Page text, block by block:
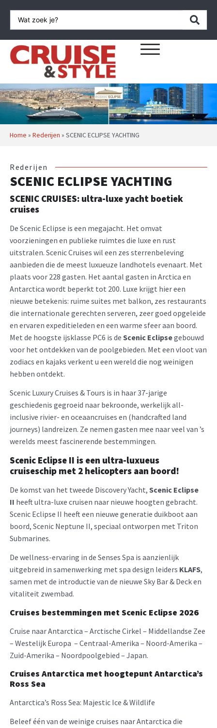
Home » Rederijen » SCENIC ECLIPSE YACHTING
Rederijen
SCENIC ECLIPSE YACHTING
SCENIC CRUISES: ultra-luxe yacht boetiek
cruises
De Scenic Eclipse is een megajacht. Het omvat
voorzieningen en publieke ruimtes die luxe en rust
uitstralen. Scenic Cruises wil een zes sterrenbeleving
aanbieden die de meest luxueuze landhotels evenaart. Met
plaats voor 228 gasten. Het aantal gasten in Arctica en
Antarctica wordt beperkt tot 200. Luxe krijgt hier een
nieuwe betekenis: ruime suites met balkon, zes restaurants
die internationale gerechten serveren, zeer goed opgeleide
en ervaren expeditieleden en een warme sfeer aan boord.
Met de hoogste ijsklasse PC6 is de Scenic Eclipsegebouwd
voor het ontdekken van de poolgebieden. Met een vloot van
zodiacs en kajaks verkent u een wereld die nog weinigen
hebben ontdekt.
Scenic Luxury Cruises & Tours is in haar 37-jarige
geschiedenis gegroeid naar bekroonde, werkelijk all-
inclusive rivier- en oceaancruises en (handcrafted land
journeys) landreizen. Ze nemen gasten mee naar veel van ’s
werelds meest fascinerende bestemmingen.
Scenic Eclipse II is een ultra-luxueus
cruiseschip met 2 helicopters aan boord!
De komst van het tweede Discovery Yacht, Scenic Eclipse
II heeft ultra-luxe cruisen naar nieuwe hoogten gebracht.
Scenic Eclipse II heeft een nieuwe generatie duikboot aan
boord, Scenic Neptune II, speciaal ontworpen met Triton
Submarines.
De wellness-ervaring in de Senses Spa is aanzienlijk
uitgebreid in samenwerking met spa design leiders KLAFS,
samen met de introductie van de nieuwe Sky Bar & Deck en
vitaliteit zwembad.
Cruises bestemmingen met Scenic Eclipse 2026
Cruise naar Antarctica – Arctische Cirkel – Middellandse Zee
– Westelijk Europa – Centraal-Amerika – Noord-Amerika –
Zuid-Amerika – Noordpoolgebied – Japan.
Cruises Antarctica met hoogtepunt Antarctica’s
Ross Sea
Antarctica’s Ross Sea: Majestic Ice & Wildlife
Beleef één van de weinige cruises naar Antarctica die